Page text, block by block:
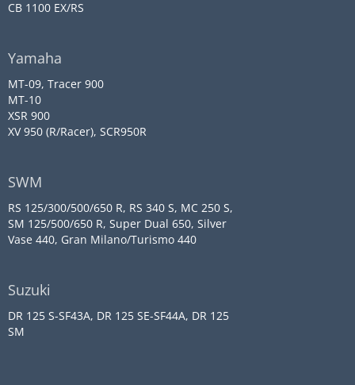
CB 1100 EX/RS
Yamaha
MT-09, Tracer 900
MT-10
XSR 900
XV 950 (R/Racer), SCR950R
SWM
RS 125/300/500/650 R, RS 340 S, MC 250 S,
SM 125/500/650 R, Super Dual 650, Silver
Vase 440, Gran Milano/Turismo 440
Suzuki
DR 125 S-SF43A, DR 125 SE-SF44A, DR 125
SM